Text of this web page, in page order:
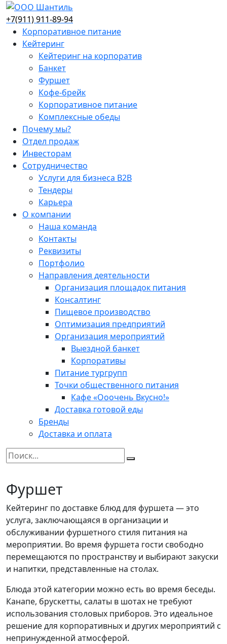
+7(911) 911-89-94
Корпоративное питание
Кейтеринг
Кейтеринг на корпоратив
Банкет
Фуршет
Кофе-брейк
Корпоративное питание
Комплексные обеды
Почему мы?
Отдел продаж
Инвесторам
Сотрудничество
Услуги для бизнеса B2B
Тендеры
Карьера
О компании
Наша команда
Контакты
Реквизиты
Портфолио
Направления деятельности
Организация площадок питания
Консалтинг
Пищевое производство
Оптимизация предприятий
Организация мероприятий
Выездной банкет
Корпоративы
Питание тургрупп
Точки общественного питания
Кафе «Ооочень Вкусно!»
Доставка готовой еды
Бренды
Доставка и оплата
Фуршет
Кейтеринг по доставке блюд для фуршета — это
услуга, заключающаяся в организации и
обслуживании фуршетного стиля питания на
мероприятии. Во время фуршета гости свободно
перемещаются по пространству и выбирают закуски
и напитки, представленные на столах.
Блюда этой категории можно есть во время беседы.
Канапе, брускетты, салаты в шотах не требуют
использования столовых приборов. Это идеальное
решение для корпоративных и других мероприятий с
непринужденной атмосферой.